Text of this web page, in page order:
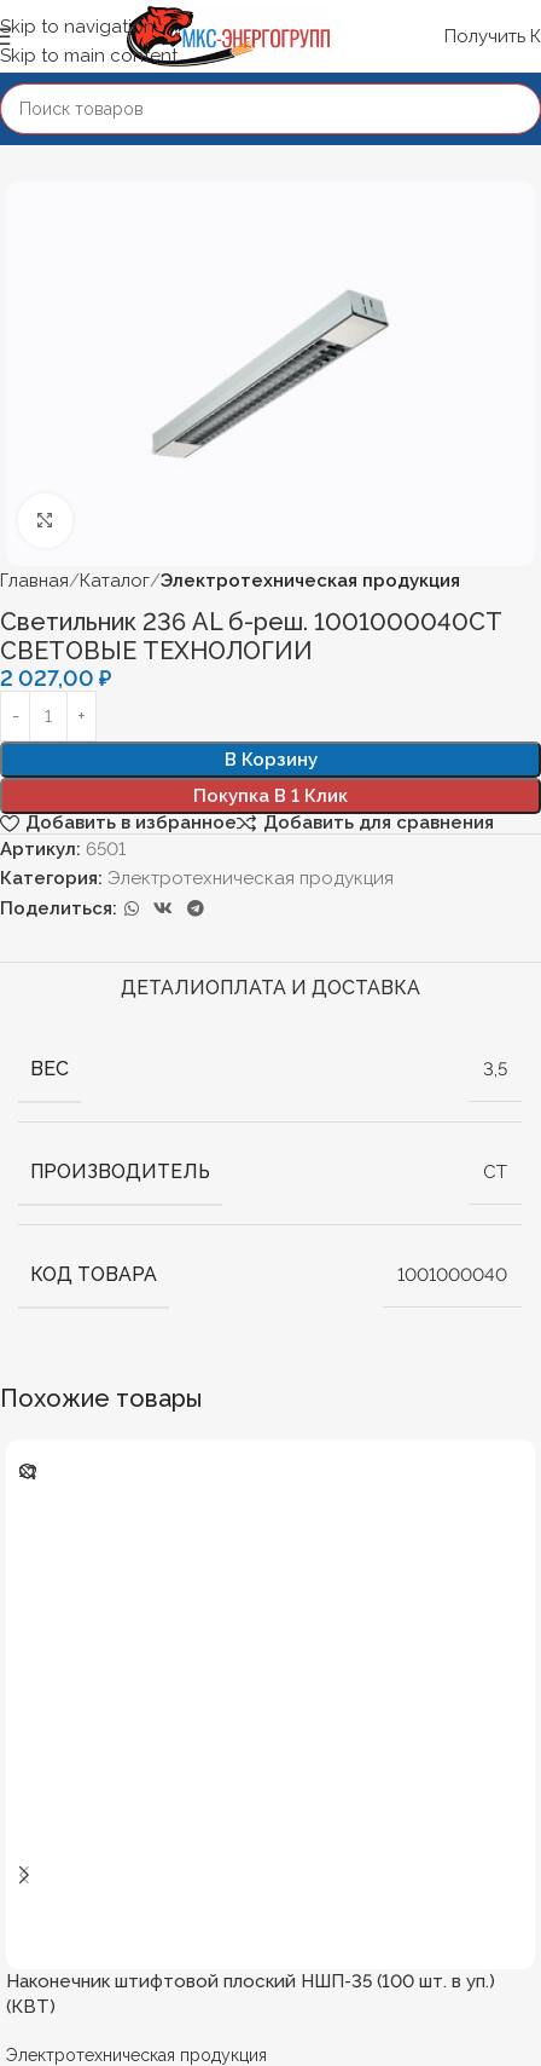
Skip to navigation
Skip to main content
Получить
Главная Каталог Электротехническая продукция
Светильник 236 AL б-реш. 1001000040СТ
СВЕТОВЫЕ ТЕХНОЛОГИИ
2 027,00 ₽
В Корзину
Покупка В 1 Клик
Добавить в избранное
Добавить для сравнения
Артикул: 6501
Категория: Электротехническая продукция
Поделиться:
ДЕТАЛИОПЛАТА И ДОСТАВКА
ВЕС 3,5
ПРОИЗВОДИТЕЛЬ СТ
КОД ТОВАРА 1001000040
Похожие товары
Наконечник штифтовой плоский НШП-35 (100 шт. в уп.)
(КВТ)
Электротехническая продукция